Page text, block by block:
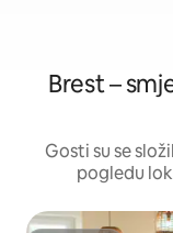
Brest –
Gosti su se
pogledu